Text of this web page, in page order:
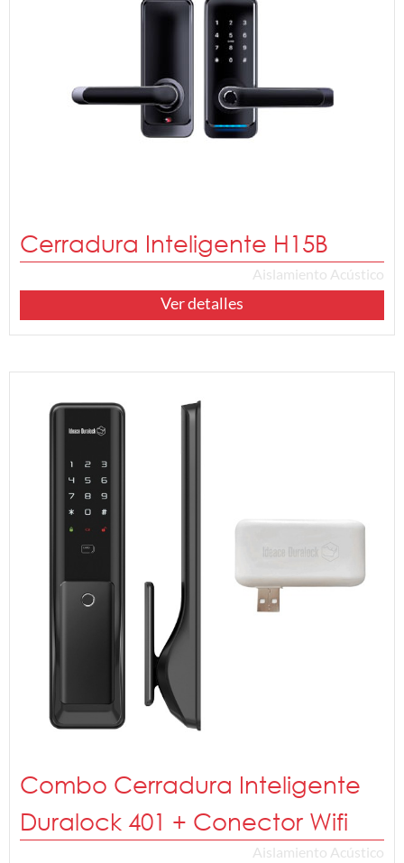
Cerradura Inteligente H15B
Aislamiento Acústico
Ver detalles
Combo Cerradura Inteligente
Duralock 401 + Conector Wifi
Aislamiento Acústico